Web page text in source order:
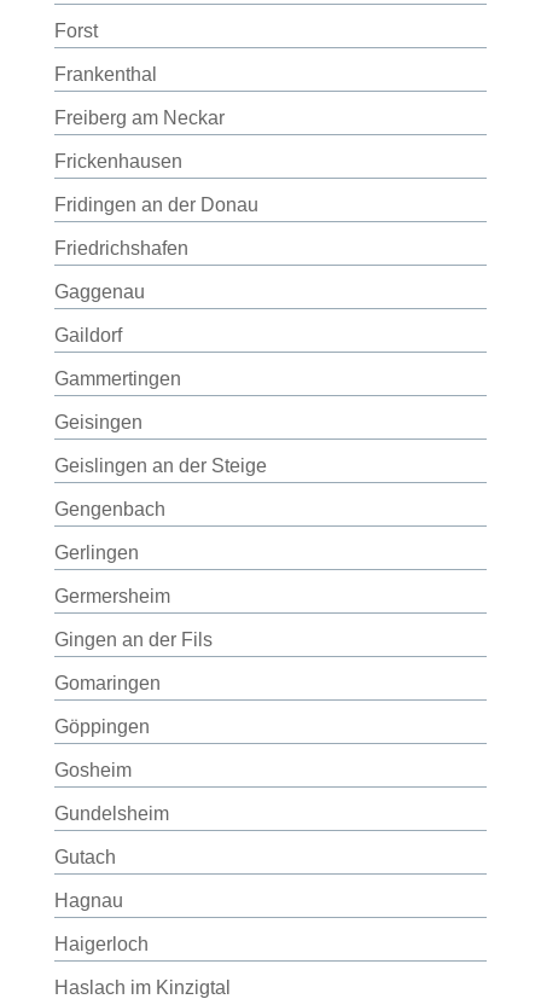
Forst
Frankenthal
Freiberg am Neckar
Frickenhausen
Fridingen an der Donau
Friedrichshafen
Gaggenau
Gaildorf
Gammertingen
Geisingen
Geislingen an der Steige
Gengenbach
Gerlingen
Germersheim
Gingen an der Fils
Gomaringen
Göppingen
Gosheim
Gundelsheim
Gutach
Hagnau
Haigerloch
Haslach im Kinzigtal